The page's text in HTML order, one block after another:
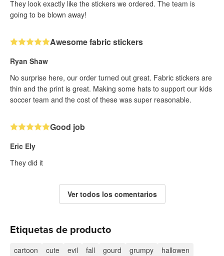
They look exactly like the stickers we ordered. The team is
going to be blown away!
Awesome fabric stickers
Ryan Shaw
No surprise here, our order turned out great. Fabric stickers are
thin and the print is great. Making some hats to support our kids
soccer team and the cost of these was super reasonable.
Good job
Eric Ely
They did it
Ver todos los comentarios
Etiquetas de producto
cartoon cute evil fall gourd grumpy
hallowen